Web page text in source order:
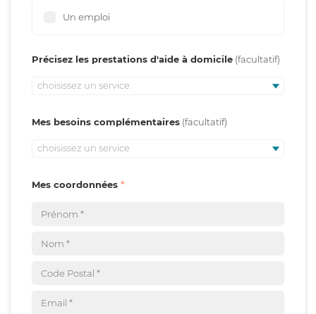
Un emploi
Précisez les prestations d'aide à domicile
choisissez un service
Mes besoins complémentaires
choisissez un service
Mes coordonnées